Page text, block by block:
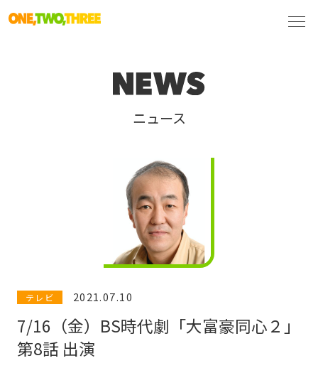
ニュース
テレビ 2021.07.10
7/16（金）BS時代劇「大富豪同心２」
第8話 出演